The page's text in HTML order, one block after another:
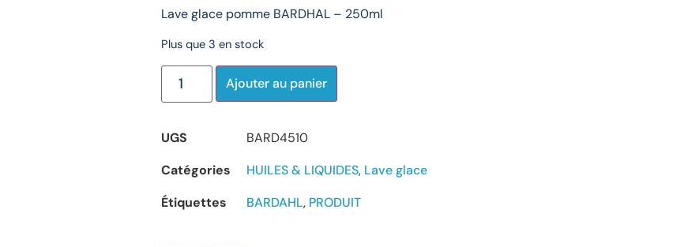
Lave glace pomme BARDHAL – 250ml
Plus que 3 en stock
Ajouter au panier
UGS
BARD4510
Catégories
HUILES & LIQUIDES, Lave glace
Étiquettes
BARDAHL, PRODUIT